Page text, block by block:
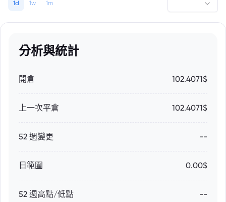
1d 1w 1m
分析與統計
開倉 102.4071$
上一次平倉 102.4071$
52 週變更 --
日範圍 0.00$
52 週高點/低點 --